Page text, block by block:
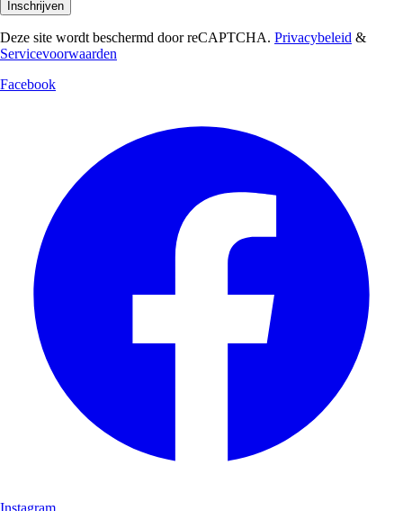
Inschrijven
Deze site wordt beschermd door reCAPTCHA. Privacybeleid &
Servicevoorwaarden
Facebook
Instagram